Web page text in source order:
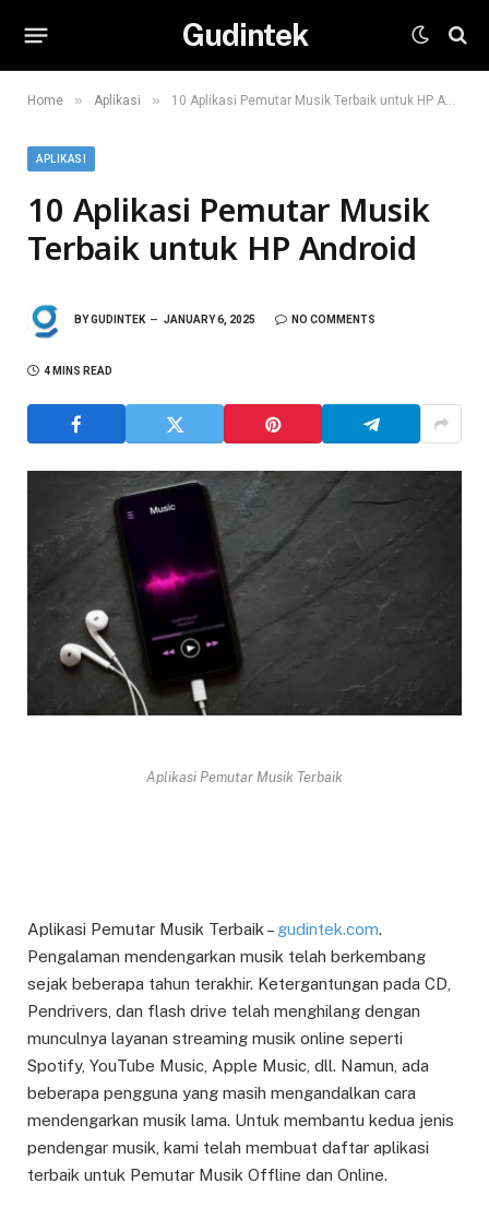
Gudintek
Home » Aplikasi » 10 Aplikasi Pemutar Musik Terbaik untuk HP Android
APLIKASI
10 Aplikasi Pemutar Musik
Terbaik untuk HP Android
BYGUDINTEK JANUARY 6, 2025 NO COMMENTS
4 MINS READ
Aplikasi Pemutar Musik Terbaik
Aplikasi Pemutar Musik Terbaik – gudintek.com.
Pengalaman mendengarkan musik telah berkembang
sejak beberapa tahun terakhir. Ketergantungan pada CD,
Pendrivers, dan flash drive telah menghilang dengan
munculnya layanan streaming musik online seperti
Spotify, YouTube Music, Apple Music, dll. Namun, ada
beberapa pengguna yang masih mengandalkan cara
mendengarkan musik lama. Untuk membantu kedua jenis
pendengar musik, kami telah membuat daftar aplikasi
terbaik untuk Pemutar Musik Offline dan Online.